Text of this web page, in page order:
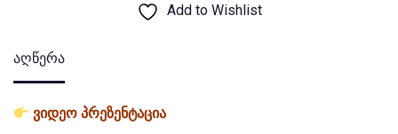
Add to Wishlist
აღწერა
ვიდეო პრეზენტაცია